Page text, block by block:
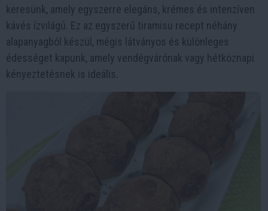
keresünk, amely egyszerre elegáns, krémes és intenzíven
kávés ízvilágú. Ez az egyszerű tiramisu recept néhány
alapanyagból készül, mégis látványos és különleges
édességet kapunk, amely vendégvárónak vagy hétköznapi
kényeztetésnek is ideális.